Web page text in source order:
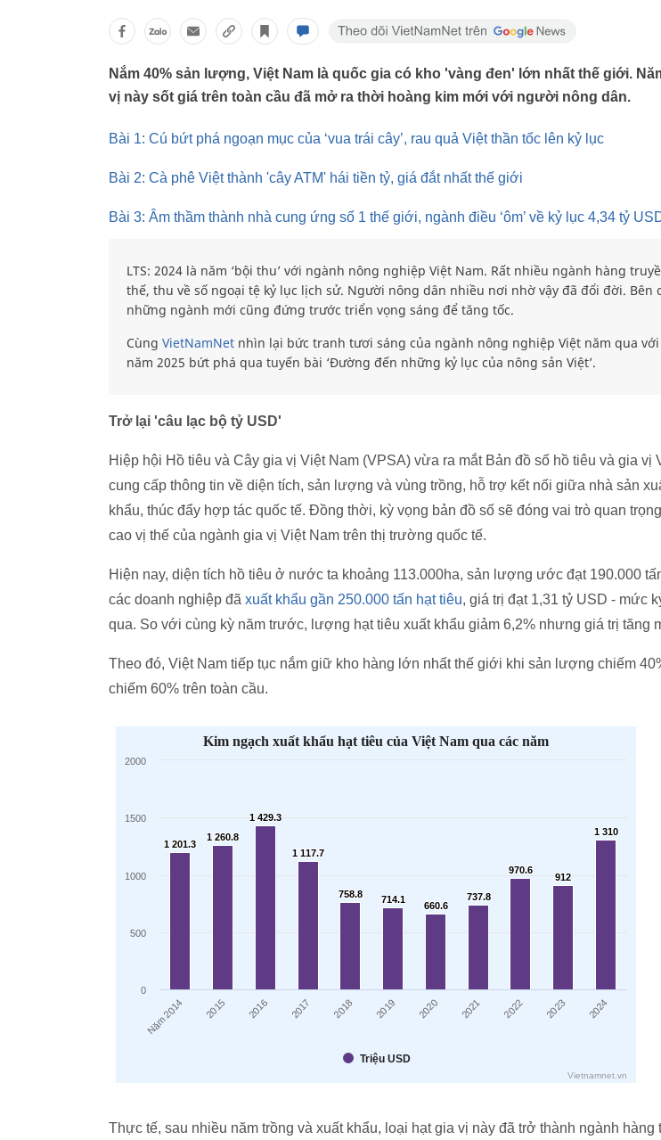
Nắm 40% sản lượng, Việt Nam là quốc gia có kho 'vàng đen' lớn nhất thế giới.
vị này sốt giá trên toàn cầu đã mở ra thời hoàng kim mới với người nông dân.
Bài 1: Cú bứt phá ngoạn mục của ‘vua trái cây’, rau quả Việt thần tốc lên kỷ lục
Bài 2: Cà phê Việt thành 'cây ATM' hái tiền tỷ, giá đắt nhất thế giới
Bài 3: Âm thầm thành nhà cung ứng số 1 thế giới, ngành điều ‘ôm’ về kỷ lục 4,34 tỷ
LTS: 2024 là năm ‘bội thu’ với ngành nông nghiệp Việt Nam. Rất nhiều ngành hàng
thế, thu về số ngoại tệ kỷ lục lịch sử. Người nông dân nhiều nơi nhờ vậy đã đổi đời. Bên
những ngành mới cũng đứng trước triển vọng sáng để tăng tốc.
Cùng VietNamNet nhìn lại bức tranh tươi sáng của ngành nông nghiệp Việt năm qua
năm 2025 bứt phá qua tuyến bài ‘Đường đến những kỷ lục của nông sản Việt’.
Trở lại 'câu lạc bộ tỷ USD'
Hiệp hội Hồ tiêu và Cây gia vị Việt Nam (VPSA) vừa ra mắt Bản đồ số hồ tiêu và gia vị
cung cấp thông tin về diện tích, sản lượng và vùng trồng, hỗ trợ kết nối giữa nhà sản
khẩu, thúc đẩy hợp tác quốc tế. Đồng thời, kỳ vọng bản đồ số sẽ đóng vai trò quan
cao vị thế của ngành gia vị Việt Nam trên thị trường quốc tế.
Hiện nay, diện tích hồ tiêu ở nước ta khoảng 113.000ha, sản lượng ước đạt 190.000
các doanh nghiệp đã xuất khẩu gần 250.000 tấn hạt tiêu, giá trị đạt 1,31 tỷ USD - mức
qua. So với cùng kỳ năm trước, lượng hạt tiêu xuất khẩu giảm 6,2% nhưng giá trị tăng
Theo đó, Việt Nam tiếp tục nắm giữ kho hàng lớn nhất thế giới khi sản lượng chiếm
chiếm 60% trên toàn cầu.
Thực tế, sau nhiều năm trồng và xuất khẩu, loại hạt gia vị này đã trở thành ngành